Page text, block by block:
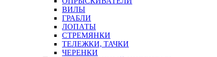
ВИЛЫ
ГРАБЛИ
ЛОПАТЫ
СТРЕМЯНКИ
ТЕЛЕЖКИ, ТАЧКИ
ЧЕРЕНКИ